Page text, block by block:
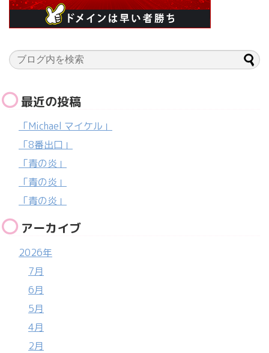
最近の投稿
「Michael マイケル」
「8番出口」
「青の炎」
「青の炎」
「青の炎」
アーカイブ
2026年
7月
6月
5月
4月
2月